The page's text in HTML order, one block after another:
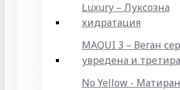
Luxury – Луксозна
хидратация
MAQUI 3 – Веган
увредена и
No Yellow -